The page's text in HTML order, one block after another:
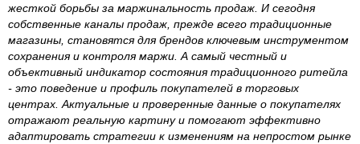
жесткой борьбы за маржинальность продаж. И сегодня
собственные каналы продаж, прежде всего традиционные
магазины, становятся для брендов ключевым инструментом
сохранения и контроля маржи. А самый честный и
объективный индикатор состояния традиционного ритейла
- это поведение и профиль покупателей в торговых
центрах. Актуальные и проверенные данные о покупателях
отражают реальную картину и помогают эффективно
адаптировать стратегии к изменениям на непростом рынке